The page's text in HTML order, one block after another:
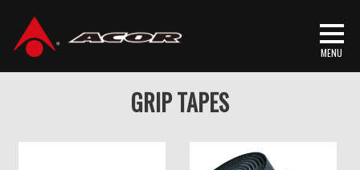
首頁 /产品介绍 /精品零件 / GRIP TAPES
GRIP TAPES